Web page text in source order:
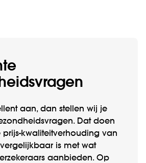
aan, dan stellen wij je
Dat doen
kwaliteit­verhouding van
vergelijkbaar is met wat
aanbieden. Op